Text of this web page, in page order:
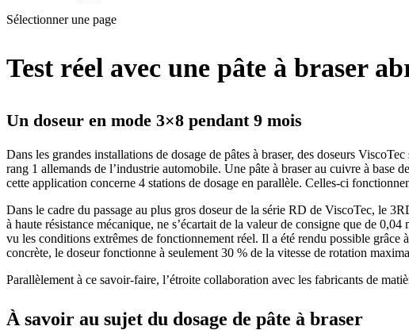
Sélectionner une page
Test réel avec une pâte à braser
Un doseur en mode 3×8 pendant 9 mois
Dans les grandes installations de dosage de pâtes à braser, des doseurs
rang 1 allemands de l’industrie automobile. Une pâte à braser au cuivre à base
cette application concerne 4 stations de dosage en parallèle. Celles-ci
Dans le cadre du passage au plus gros doseur de la série RD de ViscoTec, le
à haute résistance mécanique, ne s’écartait de la valeur de consigne que de
vu les conditions extrêmes de fonctionnement réel. Il a été rendu possible
concrète, le doseur fonctionne à seulement 30 % de la vitesse de rotation
Parallèlement à ce savoir-faire, l’étroite collaboration avec les fabricants de
À savoir au sujet du dosage de pâte à braser